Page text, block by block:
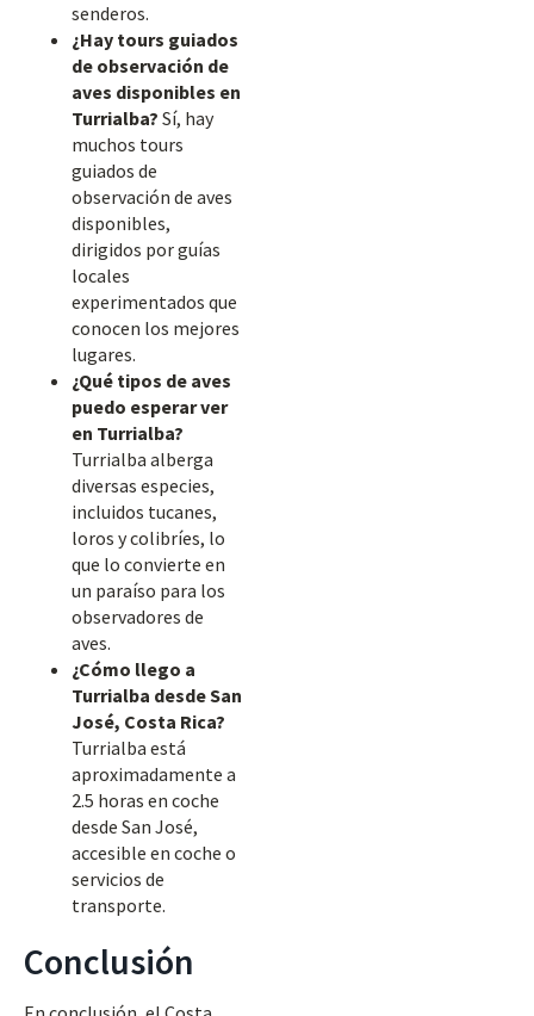
senderos.
¿Hay tours guiados
de observación de
aves disponibles en
Turrialba? Sí, hay
muchos tours
guiados de
observación de aves
disponibles,
dirigidos por guías
locales
experimentados que
conocen los mejores
lugares.
¿Qué tipos de aves
puedo esperar ver
en Turrialba?
Turrialba alberga
diversas especies,
incluidos tucanes,
loros y colibríes, lo
que lo convierte en
un paraíso para los
observadores de
aves.
¿Cómo llego a
Turrialba desde San
José, Costa Rica?
Turrialba está
aproximadamente a
2.5 horas en coche
desde San José,
accesible en coche o
servicios de
transporte.
Conclusión